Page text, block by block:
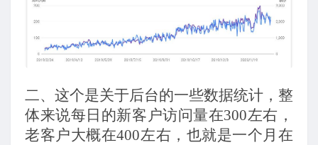
二、这个是关于后台的一些数据统计，整
体来说每日的新客户访问量在300左右，
老客户大概在400左右，也就是一个月在